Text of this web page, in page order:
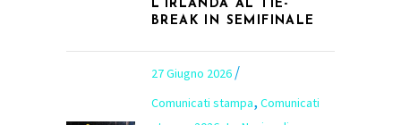
L’IRLANDA AL TIE-
BREAK IN SEMIFINALE
27 Giugno 2026
Comunicati stampa, Comunicati